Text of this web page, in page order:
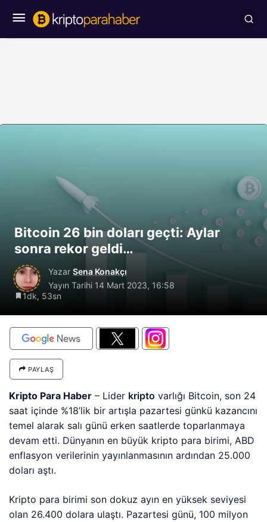
Bitcoin 26 bin doları geçti: Aylar
sonra rekor geldi…
Yazar Sena Konakçı
Yayın Tarihi 14 Mart 2023, 16:58
1dk, 53sn
PAYLAŞ
Kripto Para Haber – Lider kripto varlığı Bitcoin, son 24
saat içinde %18’lik bir artışla pazartesi günkü kazancını
temel alarak salı günü erken saatlerde toparlanmaya
devam etti. Dünyanın en büyük kripto para birimi, ABD
enflasyon verilerinin yayınlanmasının ardından 25.000
doları aştı.
Kripto para birimi son dokuz ayın en yüksek seviyesi
olan 26.400 dolara ulaştı. Pazartesi günü, 100 milyon